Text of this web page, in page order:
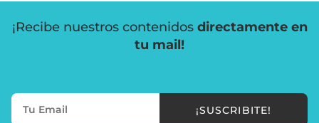
¡Recibe nuestros contenidos directamente en
tu mail!
¡SUSCRIBITE!